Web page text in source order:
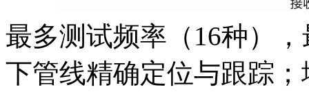
最多测试频率（16种）
下管线精确定位与跟踪